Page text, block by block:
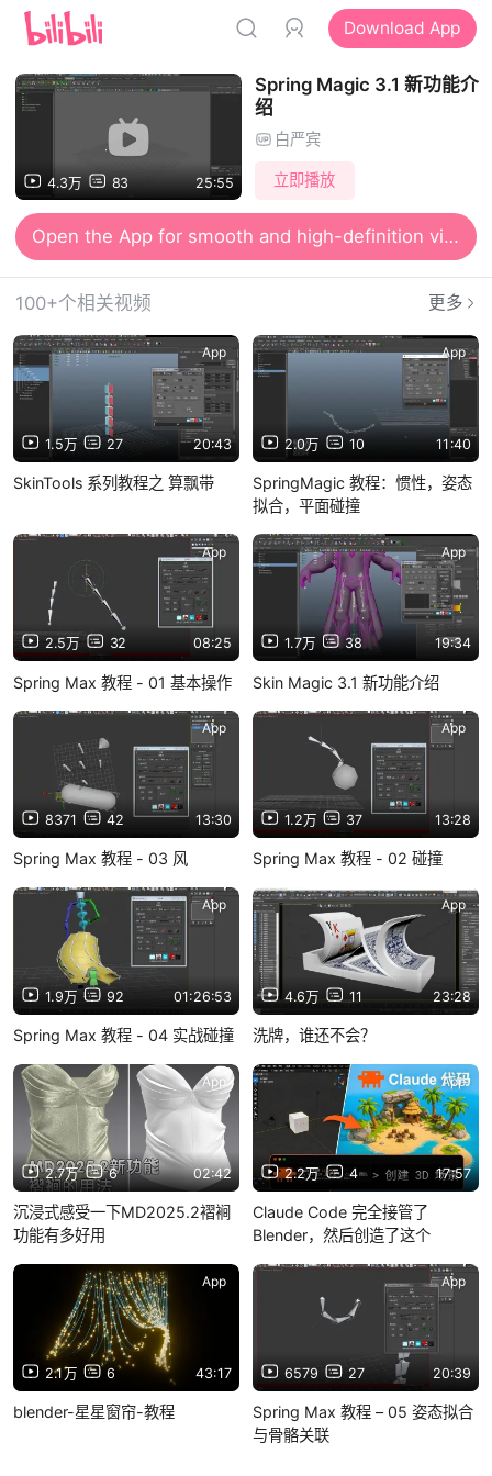
Download App
4.3万 83 25:55
Spring Magic 3.1 新功能介
绍
白严宾
立即播放
Open the App for smooth and high-definition viewing
100+个相关视频 更多
1.5万 27 20:43
App
SkinTools 系列教程之 算飘带
2.0万 10 11:40
App
SpringMagic 教程：惯性，姿态
拟合，平面碰撞
2.5万 32 08:25
App
Spring Max 教程 - 01 基本操作
1.7万 38 19:34
App
Skin Magic 3.1 新功能介绍
8371 42 13:30
App
Spring Max 教程 - 03 风
1.2万 37 13:28
App
Spring Max 教程 - 02 碰撞
1.9万 92 01:26:53
App
Spring Max 教程 - 04 实战碰撞
4.6万 11 23:28
App
洗牌，谁还不会？
2.7万 6 02:42
App
沉浸式感受一下MD2025.2褶裥
功能有多好用
2.2万 4 17:57
App
Claude Code 完全接管了
Blender，然后创造了这个
2.1万 6 43:17
App
blender-星星窗帘-教程
6579 27 20:39
App
Spring Max 教程 – 05 姿态拟合
与骨骼关联